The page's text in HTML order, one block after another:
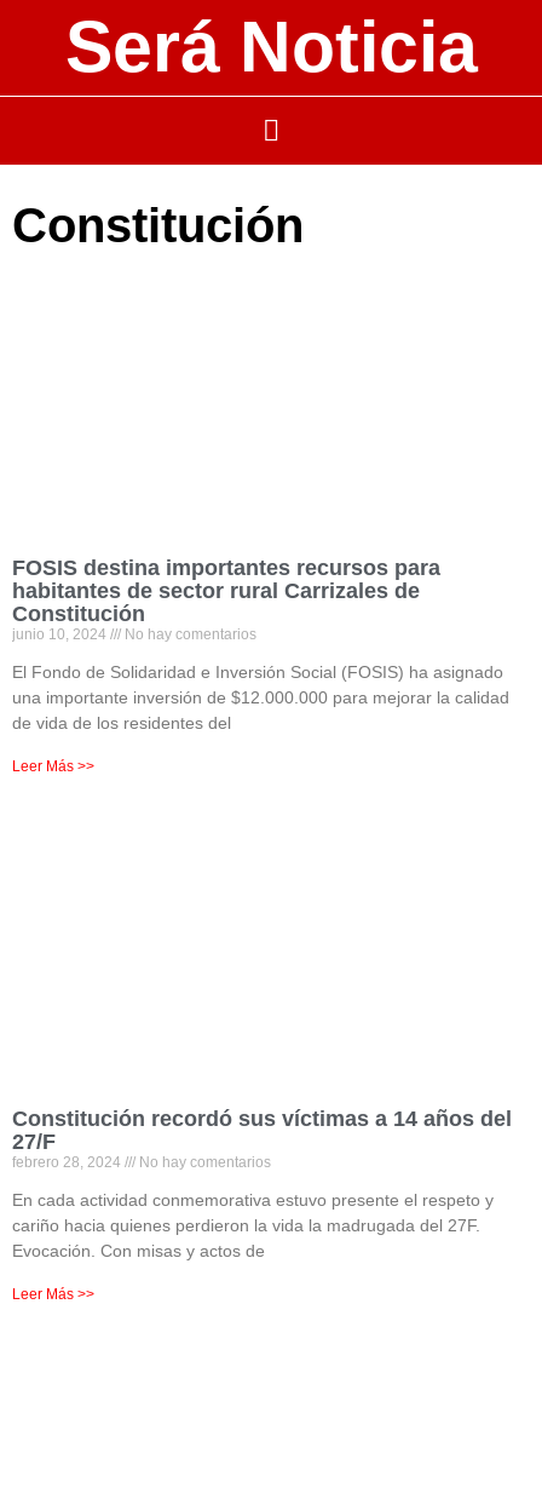
Será Noticia
Constitución
FOSIS destina importantes recursos para
habitantes de sector rural Carrizales de
Constitución
junio 10, 2024 No hay comentarios
El Fondo de Solidaridad e Inversión Social (FOSIS) ha asignado
una importante inversión de $12.000.000 para mejorar la calidad
de vida de los residentes del
Leer Más >>
Constitución recordó sus víctimas a 14 años del
27/F
febrero 28, 2024 No hay comentarios
En cada actividad conmemorativa estuvo presente el respeto y
cariño hacia quienes perdieron la vida la madrugada del 27F.
Evocación. Con misas y actos de
Leer Más >>